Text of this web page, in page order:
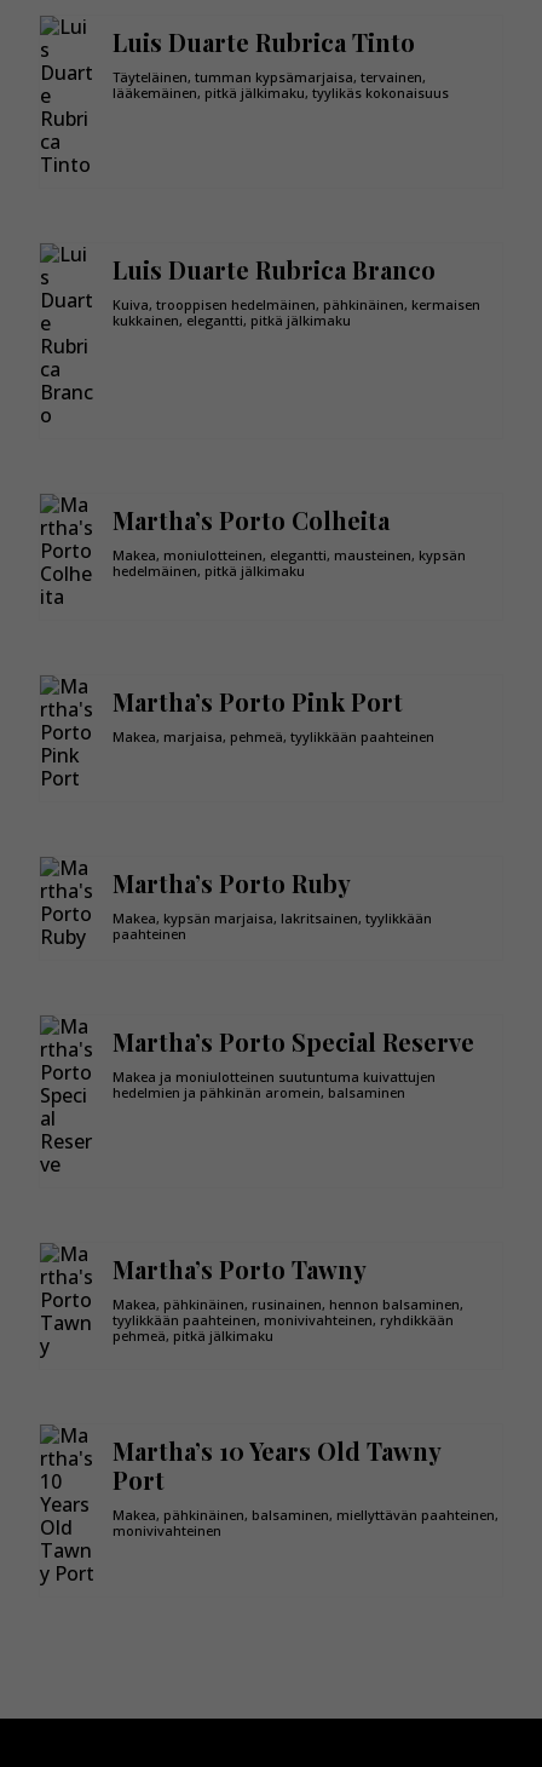
Luis Duarte Rubrica Tinto
Täyteläinen, tumman kypsämarjaisa, tervainen,
lääkemäinen, pitkä jälkimaku, tyylikäs kokonaisuus
Luis Duarte Rubrica Branco
Kuiva, trooppisen hedelmäinen, pähkinäinen, kermaisen
kukkainen, elegantti, pitkä jälkimaku
Martha’s Porto Colheita
Makea, moniulotteinen, elegantti, mausteinen, kypsän
hedelmäinen, pitkä jälkimaku
Martha’s Porto Pink Port
Makea, marjaisa, pehmeä, tyylikkään paahteinen
Martha’s Porto Ruby
Makea, kypsän marjaisa, lakritsainen, tyylikkään
paahteinen
Martha’s Porto Special Reserve
Makea ja moniulotteinen suutuntuma kuivattujen
hedelmien ja pähkinän aromein, balsaminen
Martha’s Porto Tawny
Makea, pähkinäinen, rusinainen, hennon balsaminen,
tyylikkään paahteinen, monivivahteinen, ryhdikkään
pehmeä, pitkä jälkimaku
Martha’s 10 Years Old Tawny
Port
Makea, pähkinäinen, balsaminen, miellyttävän paahteinen,
monivivahteinen